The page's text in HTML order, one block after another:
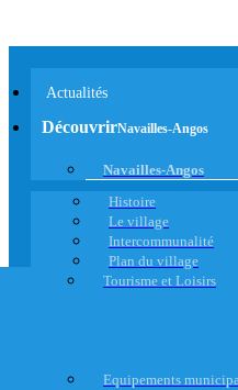
Actualités
DécouvrirNavailles-Angos
Navailles-Angos
Histoire
Le village
Intercommunalité
Plan du village
Tourisme et Loisirs
Equipements